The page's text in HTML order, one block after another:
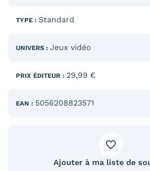
TYPE : Standard
UNIVERS : Jeux vidéo
PRIX ÉDITEUR : 29,99 €
EAN : 5056208823571
Ajouter à ma liste de